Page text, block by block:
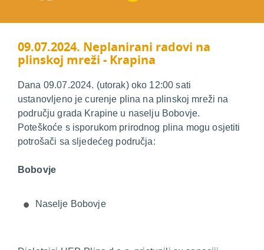
09.07.2024. Neplanirani radovi na
plinskoj mreži - Krapina
Dana 09.07.2024. (utorak) oko 12:00 sati
ustanovljeno je curenje plina na plinskoj mreži na
području grada Krapine u naselju Bobovje.
Poteškoće s isporukom prirodnog plina mogu osjetiti
potrošači sa sljedećeg područja:
Bobovje
Naselje Bobovje